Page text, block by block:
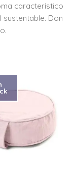
característico
Don